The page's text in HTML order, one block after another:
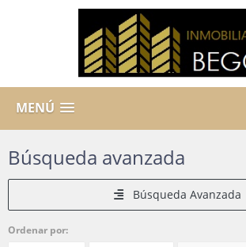
MENÚ
Búsqueda avanzada
Búsqueda Avanzada
Ordenar por: